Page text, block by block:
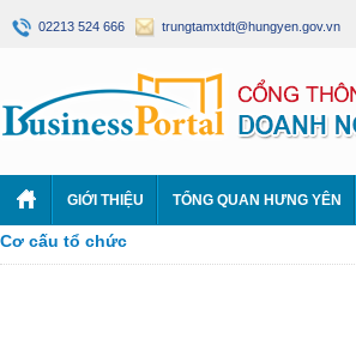
02213 524 666 trungtamxtdt@hungyen.gov.vn
GIỚI THIỆU TỔNG QUAN HƯNG YÊN
Cơ cấu tổ chức